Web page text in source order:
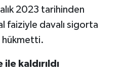
2023 tarihinden
faiziyle davalı sigorta
hükmetti.
kaldırıldı